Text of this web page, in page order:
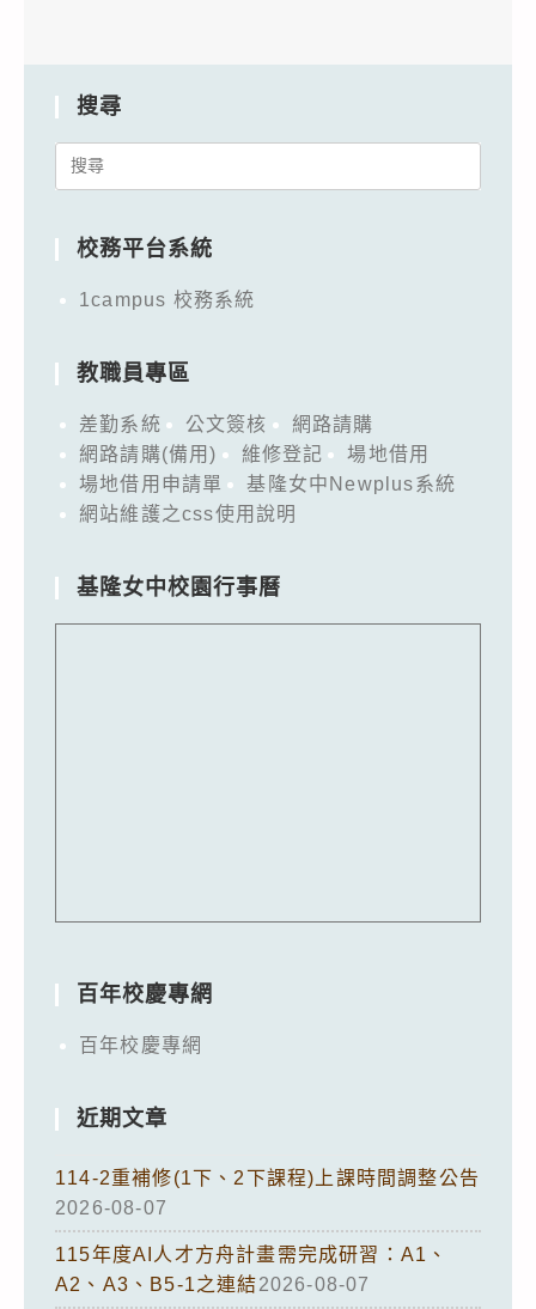
搜尋
Search
校務平台系統
1campus 校務系統
教職員專區
差勤系統 公文簽核
網路請購
網路請購(備用)
維修登記
場地借用
場地借用申請單
基隆女中Newplus系統
網站維護之css使用說明
基隆女中校園行事曆
百年校慶專網
百年校慶專網
近期文章
114-2重補修(1下、2下課程)上課時間調整公告
2026-08-07
115年度AI人才方舟計畫需完成研習：A1、
A2、A3、B5-1之連結2026-08-07